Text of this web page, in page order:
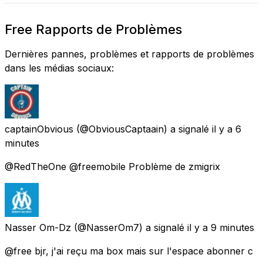
Free Rapports de Problèmes
Dernières pannes, problèmes et rapports de problèmes
dans les médias sociaux:
captainObvious (@ObviousCaptaain) a signalé il y a 6
minutes
@RedTheOne @freemobile Problème de zmigrix
Nasser Om-Dz (@NasserOm7) a signalé il y a 9 minutes
@free bjr, j'ai reçu ma box mais sur l'espace abonner c